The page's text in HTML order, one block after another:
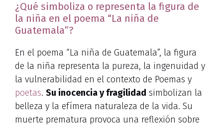
¿Qué simboliza o representa la figura de
la niña en el poema “La niña de
Guatemala”?
En el poema “La niña de Guatemala”, la figura
de la niña representa la pureza, la ingenuidad y
la vulnerabilidad en el contexto de Poemas y
poetas. Su inocencia y fragilidad simbolizan la
belleza y la efímera naturaleza de la vida. Su
muerte prematura provoca una reflexión sobre